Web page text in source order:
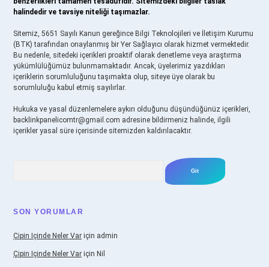
halindedir ve tavsiye niteliği taşımazlar.
Sitemiz, 5651 Sayılı Kanun gereğince Bilgi Teknolojileri ve İletişim Kurumu
(BTK) tarafından onaylanmış bir Yer Sağlayıcı olarak hizmet vermektedir.
Bu nedenle, sitedeki içerikleri proaktif olarak denetleme veya araştırma
yükümlülüğümüz bulunmamaktadır. Ancak, üyelerimiz yazdıkları
içeriklerin sorumluluğunu taşımakta olup, siteye üye olarak bu
sorumluluğu kabul etmiş sayılırlar.
Hukuka ve yasal düzenlemelere aykırı olduğunu düşündüğünüz içerikleri,
backlinkpanelicomtr@gmail.com adresine bildirmeniz halinde, ilgili
içerikler yasal süre içerisinde sitemizden kaldırılacaktır.
SON YORUMLAR
Çipin Içinde Neler Var için admin
Çipin Içinde Neler Var için Nil